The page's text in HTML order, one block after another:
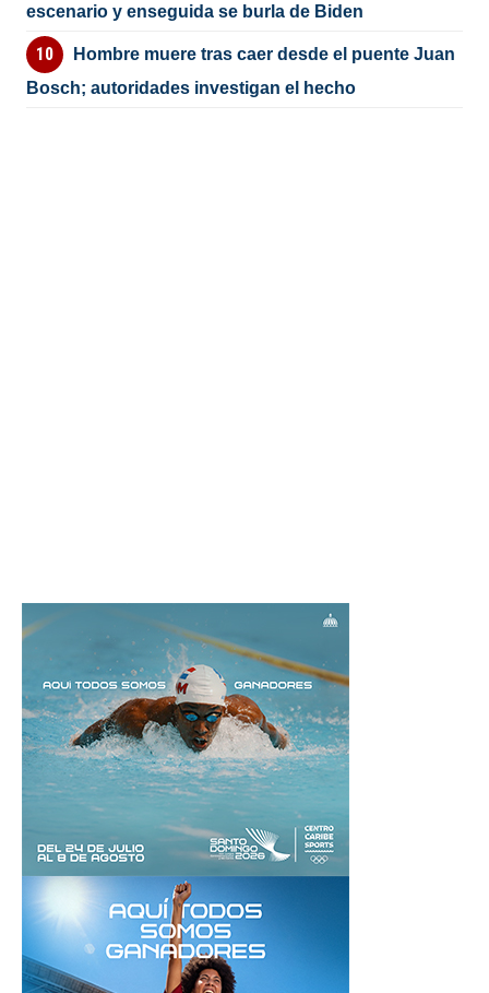
escenario y enseguida se burla de Biden
Hombre muere tras caer desde el puente Juan
Bosch; autoridades investigan el hecho